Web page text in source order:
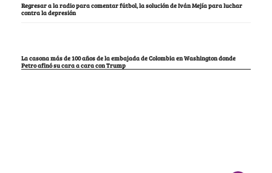
Regresar a la radio para comentar fútbol, la solución de Iván Mejía para luchar
contra la depresión
La casona más de 100 años de la embajada de Colombia en Washington donde
Petro afinó su cara a cara con Trump